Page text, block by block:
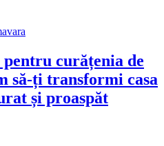
curățenia de
să-ți transformi casa
și proaspăt